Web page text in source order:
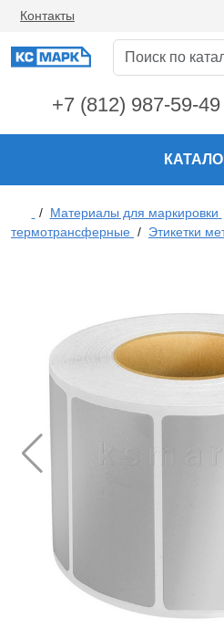
Контакты
+7 (812) 987-59-49
/ Материалы для маркировки
термотрансферные / Этикетки